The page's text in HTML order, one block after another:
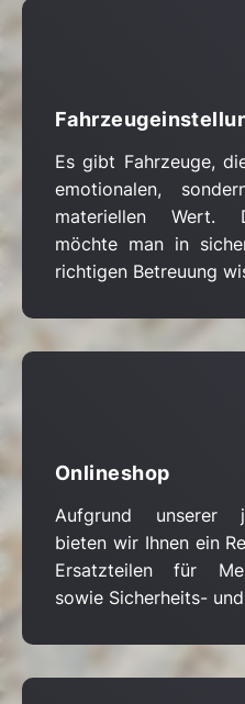
Es gibt Fahrzeuge,
emotionalen,
materiellen Wert.
möchte man in
richtigen Betreuung
Onlineshop
Aufgrund unserer
bieten wir Ihnen ein
Ersatzteilen für
sowie Sicherheits-